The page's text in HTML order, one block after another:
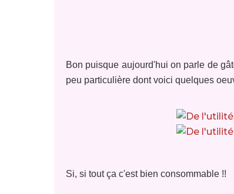
Bon puisque aujourd'hui on parle de
peu particulière dont voici quelques
Si, si tout ça c'est bien consommable !!